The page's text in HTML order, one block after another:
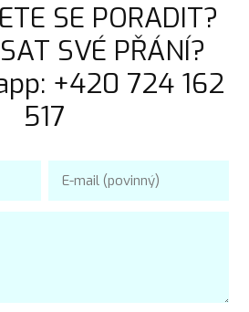
SE PORADIT?
SVÉ PŘÁNÍ?
+420 724 162
517